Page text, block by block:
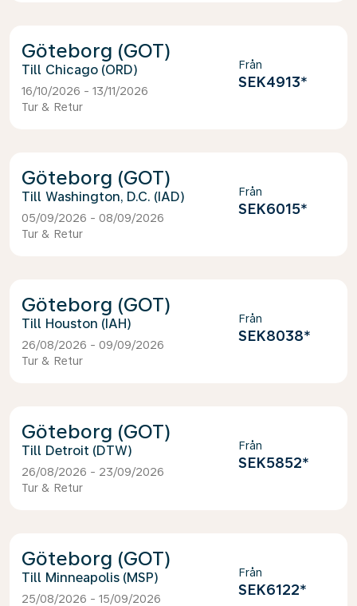
Göteborg (GOT)
Chicago (ORD)
16/10/2026 - 13/11/2026
Tur & Retur
Från
SEK4913*
Göteborg (GOT)
Washington, D.C. (IAD)
05/09/2026 - 08/09/2026
Tur & Retur
Från
SEK6015*
Göteborg (GOT)
Houston (IAH)
26/08/2026 - 09/09/2026
Tur & Retur
Från
SEK8038*
Göteborg (GOT)
Detroit (DTW)
26/08/2026 - 23/09/2026
Tur & Retur
Från
SEK5852*
Göteborg (GOT)
Minneapolis (MSP)
25/08/2026 - 15/09/2026
Från
SEK6122*